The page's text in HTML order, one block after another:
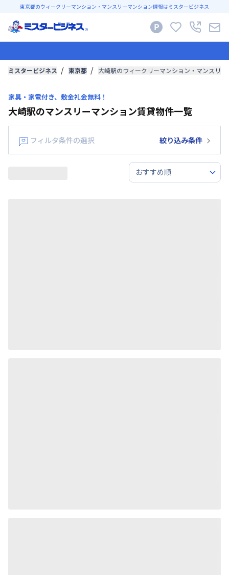
東京都のウィークリーマンション・マンスリーマンション情報はミスタービジネス
ミスタービジネス 東京都 大崎駅のウィークリーマンション・マンスリ
家具・家電付き、敷金礼金無料！
大崎駅のマンスリーマンション賃貸物件一覧
フィルタ条件の選択 絞り込み条件